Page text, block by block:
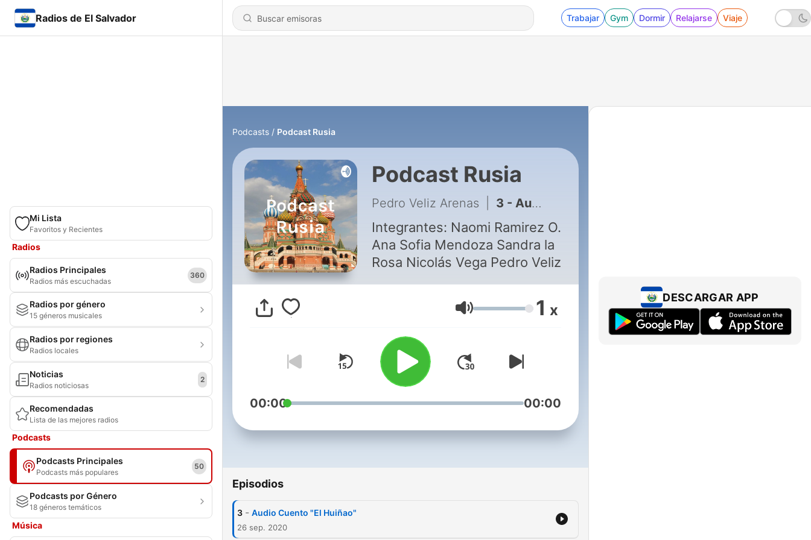
Radios de El Salvador Trabajar Gym Dormir Relajarse Viaje
Mi Lista
Favoritos y Recientes
Radios
Radios Principales
Radios más escuchadas
360
Radios por género
15 géneros musicales
Radios por regiones
Radios locales
Noticias
Radios noticiosas
2
Recomendadas
Lista de las mejores radios
Podcasts
Podcasts Principales
Podcasts más populares
50
Podcasts por Género
18 géneros temáticos
Música
Podcasts Podcast Rusia
Podcast Rusia
Pedro Veliz Arenas 3 - Audio Cuento "El Huiñao"
Integrantes: Naomi Ramirez O.
Ana Sofia Mendoza Sandra la
Rosa Nicolás Vega Pedro Veliz
Volumen 1 x
00:00 00:00
Episodios
3 - Audio Cuento "El Huiñao"
26 sep. 2020
DESCARGAR APP